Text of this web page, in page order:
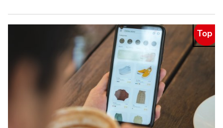
Besondere Kennzeichnung: Top